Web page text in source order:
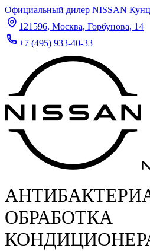
Официальный дилер NISSAN
121596, Москва, Горбунова, 14
+7 (495) 933-40-33
ОБРАБОТКА